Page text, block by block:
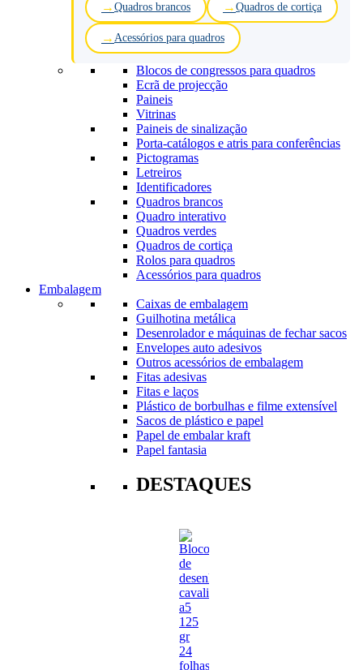
Quadros brancos Quadros de cortiça
Acessórios para quadros
Blocos de congressos para quadros
Ecrã de projecção
Paineis
Vitrinas
Paineis de sinalização
Porta-catálogos e atris para conferências
Pictogramas
Letreiros
Identificadores
Quadros brancos
Quadro interativo
Quadros verdes
Quadros de cortiça
Rolos para quadros
Acessórios para quadros
Embalagem
Caixas de embalagem
Guilhotina metálica
Desenrolador e máquinas de fechar sacos
Envelopes auto adesivos
Outros acessórios de embalagem
Fitas adesivas
Fitas e laços
Plástico de borbulhas e filme extensível
Sacos de plástico e papel
Papel de embalar kraft
Papel fantasia
DESTAQUES